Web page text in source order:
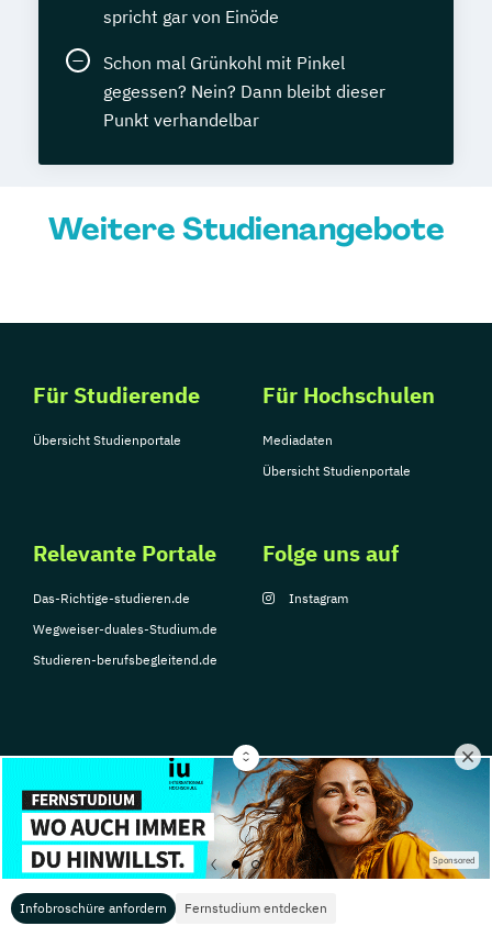
Infobroschüre anfordern Fernstudium entdecken
Sponsored
spricht gar von Einöde
Schon mal Grünkohl mit Pinkel
gegessen? Nein? Dann bleibt dieser
Punkt verhandelbar
Weitere Studienangebote
Für Studierende
Übersicht Studienportale
Für Hochschulen
Mediadaten
Übersicht Studienportale
Relevante Portale
Das-Richtige-studieren.de
Wegweiser-duales-Studium.de
Studieren-berufsbegleitend.de
Folge uns auf
Instagram
© Copyright 2026, TarGroup Media GmbH
Impressum
Datenschutzerklärung Nutzungsbedingungen